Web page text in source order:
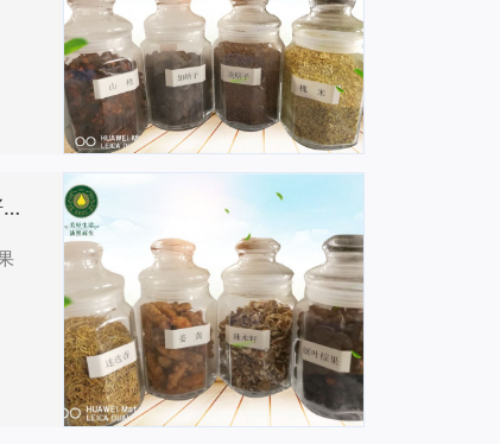
迷迭香、姜黄、辣木籽、锯叶棕果